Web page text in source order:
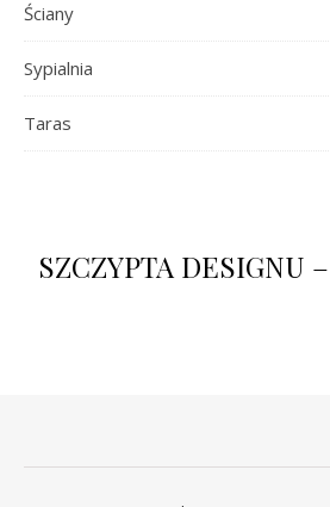
Ściany
Sypialnia
Taras
SZCZYPTA DESIGNU